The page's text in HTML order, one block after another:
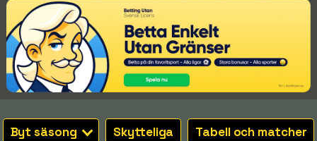
Byt säsong Skytteliga Tabell och matcher